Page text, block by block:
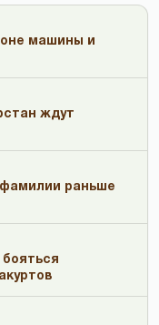
машины и
ждут
фамилии раньше